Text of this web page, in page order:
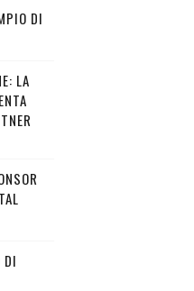
DI
LA
DI